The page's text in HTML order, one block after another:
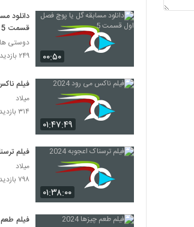
۰۰:۵۰
دانلود
قسمت 5
دوستی ها
۲۴۹ بازدید
۰۱:۴۷:۴۹
فیلم ناکس
میلاد
۳۱۴ بازدید
۰۱:۳۸:۰۰
فیلم
میلاد
۷۹۸ بازدید
فیلم طعم